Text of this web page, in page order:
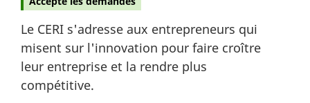
Le CERI s'adresse aux entrepreneurs qui
misent sur l'innovation pour faire croître
leur entreprise et la rendre plus
compétitive.